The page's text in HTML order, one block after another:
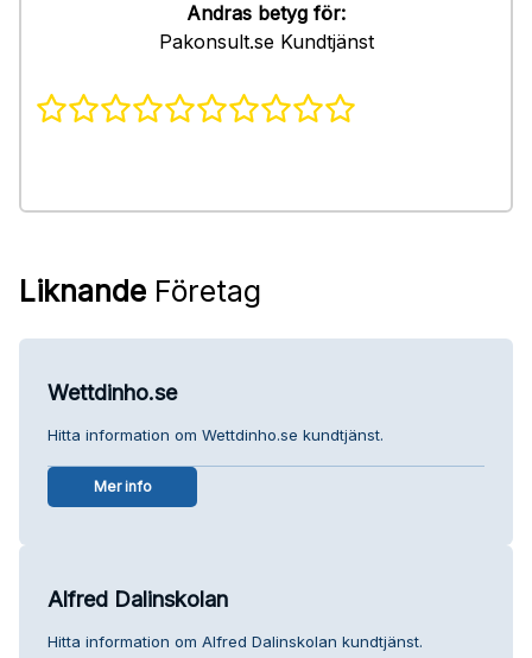
Andras betyg för:
Pakonsult.se Kundtjänst
Liknande Företag
Wettdinho.se
Hitta information om Wettdinho.se kundtjänst.
Mer info
Alfred Dalinskolan
Hitta information om Alfred Dalinskolan kundtjänst.